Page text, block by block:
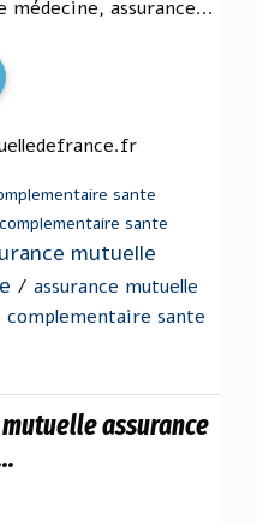
assurance...
sante
complementaire sante
mutuelle
/ assurance mutuelle
complementaire sante
assurance